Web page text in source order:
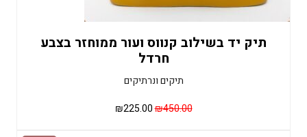
תיק יד בשילוב קנווס ועור ממוחזר בצבע
חרדל
תיקים ונרתיקים
₪450.00
המחיר ₪225.00